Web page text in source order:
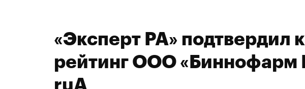
«Эксперт РА» подтвердил
рейтинг ООО «Биннофарм
ruA